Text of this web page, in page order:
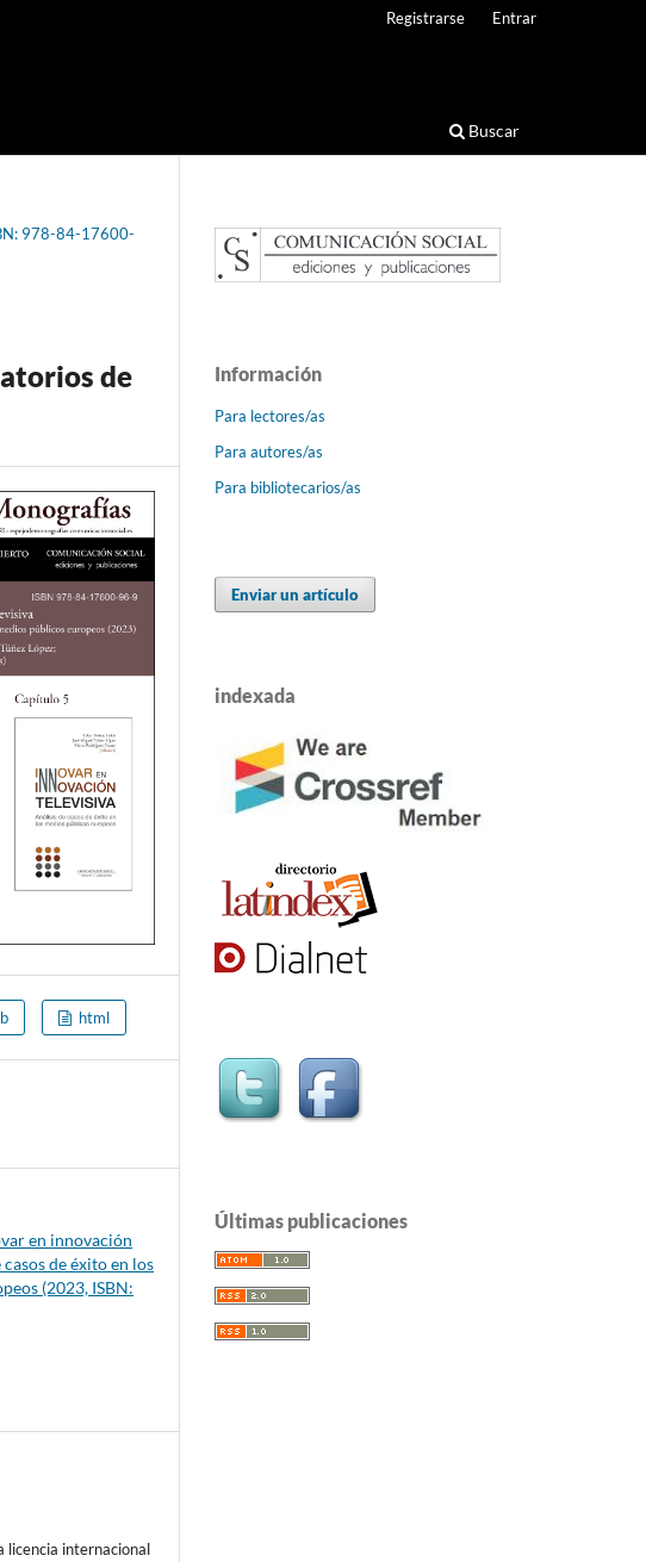
Buscar
Registrarse Entrar
978-84-17600-
de
html
en innovación
de éxito en los
(2023, ISBN:
licencia internacional
Información
Para lectores/as
Para autores/as
Para bibliotecarios/as
Enviar un artículo
indexada
Últimas publicaciones